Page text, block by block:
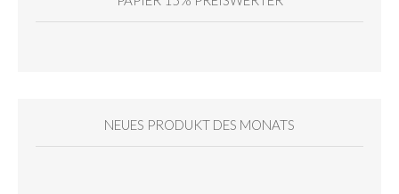
NEUES PRODUKT DES MONATS